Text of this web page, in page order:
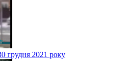
грудня 2021 року